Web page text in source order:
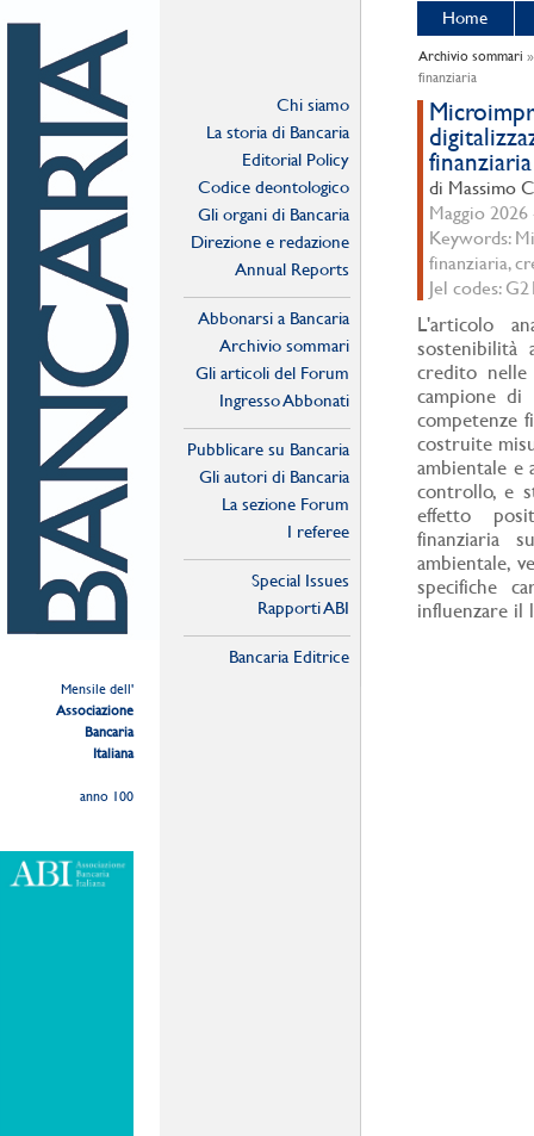
Mensile dell'
Associazione
Bancaria
Italiana
anno 100
Chi siamo
La storia di Bancaria
Editorial Policy
Codice deontologico
Gli organi di Bancaria
Direzione e redazione
Annual Reports
Abbonarsi a Bancaria
Archivio sommari
Gli articoli del Forum
Ingresso Abbonati
Pubblicare su Bancaria
Gli autori di Bancaria
La sezione Forum
I referee
Special Issues
Rapporti ABI
Bancaria Editrice
Home
Archivio sommari
finanziaria
finanziaria
di Massimo
Maggio 2026
Keywords:
finanziaria,
Jel codes:
L'articolo
sostenibilità
credito nelle
campione di
competenze
costruite
ambientale e
controllo, e
effetto
finanziaria
ambientale,
specifiche
influenzare il